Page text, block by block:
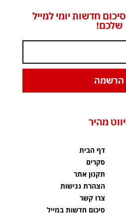
חדשות יומי למייל
שלכם!
הרשמה
מהיר
דף הבית
סקרים
תקנון אתר
הצהרת נגישות
צרו קשר
סיכום חדשות במייל